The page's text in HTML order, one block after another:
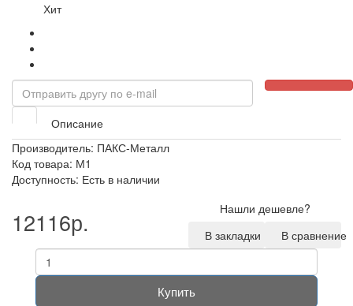
Хит
Описание
Производитель: ПАКС-Металл
Код товара: М1
Доступность: Есть в наличии
12116р.
Нашли дешевле?
В закладки
В сравнение
Купить